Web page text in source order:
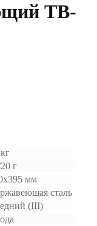
TB-
г
мм
сталь
(III)